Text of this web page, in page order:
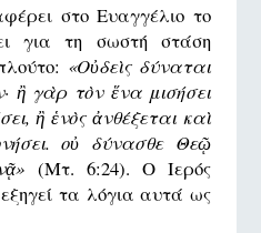
στο Ευαγγέλιο το
για τη σωστή στάση
«Οὐδεὶς δύναται
ἢ γὰρ τὸν ἕνα μισήσει
ἢ ἑνὸς ἀνθέξεται καὶ
οὐ δύνασθε Θεῷ
(Μτ. 6:24). Ο Ιερός
τα λόγια αυτά ως